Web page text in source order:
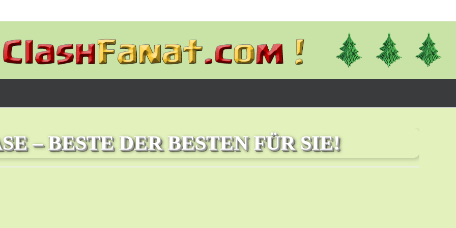
– BESTE DER BESTEN FÜR SIE!